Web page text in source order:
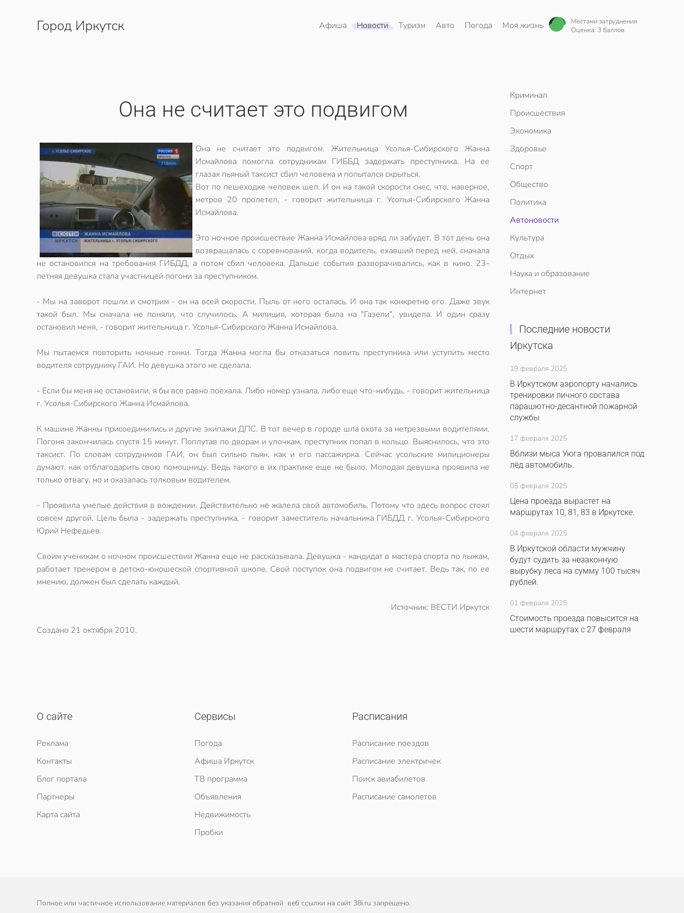
Перейти к содержимому
Город Иркутск Афиша Новости Туризм Авто Погода Моя жизнь
Местами затруднения
Оценка: 3 баллов
Она не считает это подвигом
Она не считает это подвигом. Жительница Усолья-Сибирского Жанна
Исмайлова помогла сотрудникам ГИББД задержать преступника. На ее
глазах пьяный таксист сбил человека и попытался скрыться.
Вот по пешеходке человек шел. И он на такой скорости снес, что, наверное,
метров 20 пролетел, - говорит жительница г. Усолья-Сибирского Жанна
Исмайлова.
Это ночное происшествие Жанна Исмайлова вряд ли забудет. В тот день она
возвращалась с соревнований, когда водитель, ехавший перед ней, сначала
не остановился на требования ГИБДД, а потом сбил человека. Дальше события разворачивались, как в кино. 23-
летняя девушка стала участницей погони за преступником.
- Мы на заворот пошли и смотрим - он на всей скорости. Пыль от него осталась. И она так конкретно его. Даже звук
такой был. Мы сначала не поняли, что случилось. А милиция, которая была на "Газели", увидела. И один сразу
остановил меня, - говорит жительница г. Усолья-Сибирского Жанна Исмайлова.
Мы пытаемся повторить ночные гонки. Тогда Жанна могла бы отказаться ловить преступника или уступить место
водителя сотруднику ГАИ. Но девушка этого не сделала.
- Если бы меня не остановили, я бы все равно поехала. Либо номер узнала, либо еще что-нибудь, - говорит жительница
г. Усолья-Сибирского Жанна Исмайлова.
К машине Жанны присоединились и другие экипажи ДПС. В тот вечер в городе шла охота за нетрезвыми водителями.
Погоня закончилась спустя 15 минут. Поплутав по дворам и улочкам, преступник попал в кольцо. Выяснилось, что это
таксист. По словам сотрудников ГАИ, он был сильно пьян, как и его пассажирка. Сейчас усольские милиционеры
думают, как отблагодарить свою помощницу. Ведь такого в их практике еще не было. Молодая девушка проявила не
только отвагу, но и оказалась толковым водителем.
- Проявила умелые действия в вождении. Действительно не жалела свой автомобиль. Потому что здесь вопрос стоял
совсем другой. Цель была - задержать преступника, - говорит заместитель начальника ГИБДД г. Усолья-Сибирского
Юрий Нефедьев.
Своим ученикам о ночном происшествии Жанна еще не рассказывала. Девушка - кандидат в мастера спорта по лыжам,
работает тренером в детско-юношеской спортивной школе. Свой поступок она подвигом не считает. Ведь так, по ее
мнению, должен был сделать каждый.
Источник: ВЕСТИ Иркутск
Создано 21 октября 2010.
Криминал
Происшествия
Экономика
Здоровье
Спорт
Общество
Политика
Автоновости
Культура
Отдых
Наука и образование
Интернет
Последние новости
Иркутска
19 февраля 2025
В Иркутском аэропорту начались
тренировки личного состава
парашютно-десантной пожарной
службы
17 февраля 2025
Вблизи мыса Уюга провалился под
лёд автомобиль.
05 февраля 2025
Цена проезда вырастет на
маршрутах 10, 81, 83 в Иркутске.
04 февраля 2025
В Иркутской области мужчину
будут судить за незаконную
вырубку леса на сумму 100 тысяч
рублей.
01 февраля 2025
Стоимость проезда повысится на
шести маршрутах с 27 февраля
О сайте
Реклама
Контакты
Блог портала
Партнеры
Карта сайта
Сервисы
Погода
Афиша Иркутск
ТВ программа
Объявления
Недвижимость
Пробки
Расписания
Расписание поездов
Расписание электричек
Поиск авиабилетов
Расписание самолетов
Полное или частичное использование материалов без указания обратной веб ссылки на сайт 38i.ru запрещено.